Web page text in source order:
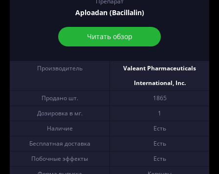
Aploadan (Bacillalin)
Читать обзор
Производитель
Valeant Pharmaceuticals
International, Inc.
Продано шт.
1865
Дозировка в мг.
1
Наличие
Есть
Бесплатная доставка
Есть
Побочные эффекты
Есть